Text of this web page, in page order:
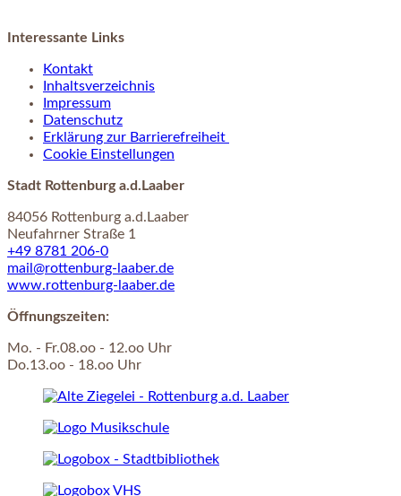
Interessante Links
Kontakt
Inhaltsverzeichnis
Impressum
Datenschutz
Erklärung zur Barrierefreiheit
Cookie Einstellungen
Stadt Rottenburg a.d.Laaber
84056 Rottenburg a.d.Laaber
Neufahrner Straße 1
+49 8781 206-0
mail@rottenburg-laaber.de
www.rottenburg-laaber.de
Öffnungszeiten:
Mo. - Fr.08.oo - 12.oo Uhr
Do.13.oo - 18.oo Uhr